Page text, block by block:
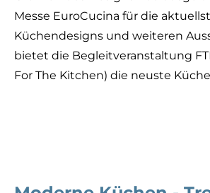
Messe EuroCucina für die
Küchendesigns und weiteren
bietet die Begleitveranstaltung
For The Kitchen) die neuste